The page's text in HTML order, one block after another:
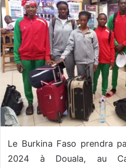
r
u
n
c
o
u
r
r
i
e
l
Le Burkina Faso prendra
2024 à Douala, au